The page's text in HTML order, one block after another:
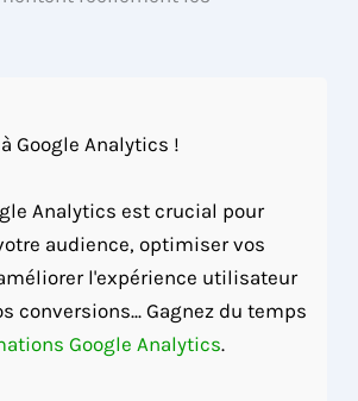
Google Analytics !
Analytics est crucial pour
audience, optimiser vos
l'expérience utilisateur
conversions... Gagnez du temps
Google Analytics.